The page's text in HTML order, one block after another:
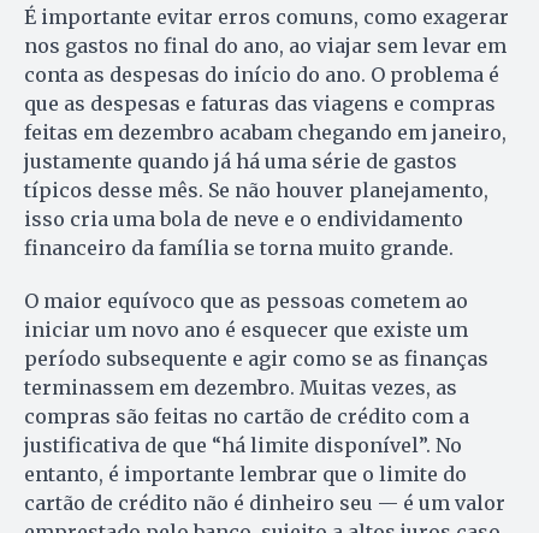
É importante evitar erros comuns, como exagerar
nos gastos no final do ano, ao viajar sem levar em
conta as despesas do início do ano. O problema é
que as despesas e faturas das viagens e compras
feitas em dezembro acabam chegando em janeiro,
justamente quando já há uma série de gastos
típicos desse mês. Se não houver planejamento,
isso cria uma bola de neve e o endividamento
financeiro da família se torna muito grande.
O maior equívoco que as pessoas cometem ao
iniciar um novo ano é esquecer que existe um
período subsequente e agir como se as finanças
terminassem em dezembro. Muitas vezes, as
compras são feitas no cartão de crédito com a
justificativa de que “há limite disponível”. No
entanto, é importante lembrar que o limite do
cartão de crédito não é dinheiro seu — é um valor